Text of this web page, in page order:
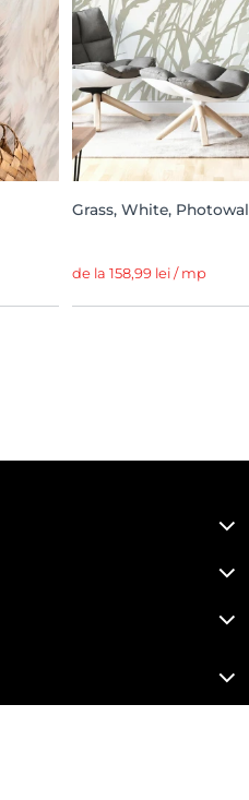
Grass, White,
de la 158,99 lei / mp